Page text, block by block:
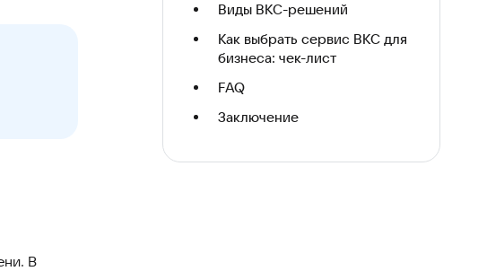
В
Виды ВКС-решений
Как выбрать сервис ВКС для
бизнеса: чек-лист
FAQ
Заключение